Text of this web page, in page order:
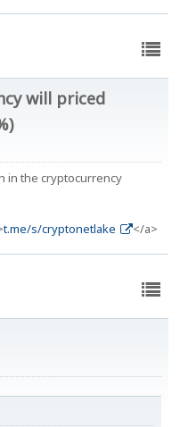
will priced
in the cryptocurrency
t.me/s/cryptonetlake </a>